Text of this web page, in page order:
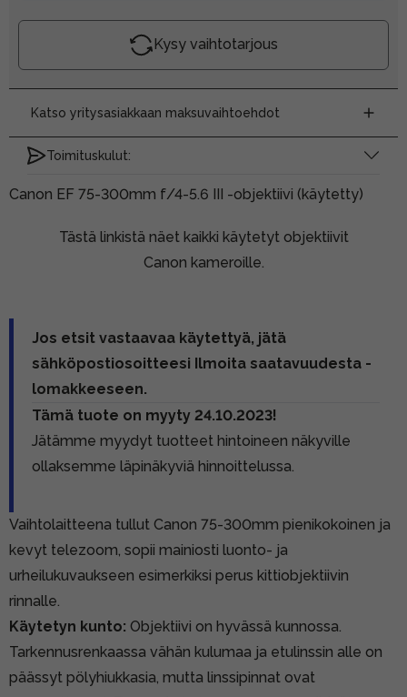
Kysy vaihtotarjous
Katso yritysasiakkaan maksuvaihtoehdot
Toimituskulut:
Canon EF 75-300mm f/4-5.6 III -objektiivi (käytetty)
Tästä linkistä näet kaikki käytetyt objektiivit
Canon kameroille.
Jos etsit vastaavaa käytettyä, jätä
sähköpostiosoitteesi Ilmoita saatavuudesta -
lomakkeeseen.
Tämä tuote on myyty 24.10.2023!
Jätämme myydyt tuotteet hintoineen näkyville
ollaksemme läpinäkyviä hinnoittelussa.
Vaihtolaitteena tullut Canon 75-300mm pienikokoinen ja
kevyt telezoom, sopii mainiosti luonto- ja
urheilukuvaukseen esimerkiksi perus kittiobjektiivin
rinnalle.
Käytetyn kunto: Objektiivi on hyvässä kunnossa.
Tarkennusrenkaassa vähän kulumaa ja etulinssin alle on
päässyt pölyhiukkasia, mutta linssipinnat ovat